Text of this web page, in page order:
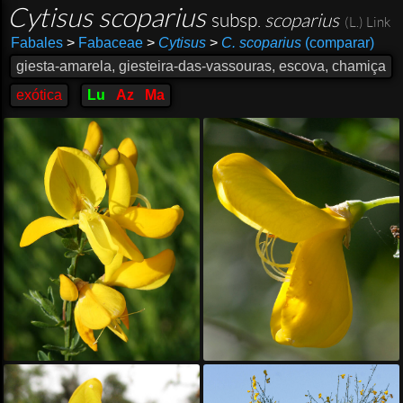
Cytisus scoparius subsp. scoparius (L.) Link
Fabales >Fabaceae > Cytisus > C. scoparius(comparar)
giesta-amarela, giesteira-das-vassouras, escova, chamiça
exótica
Lu Az Ma